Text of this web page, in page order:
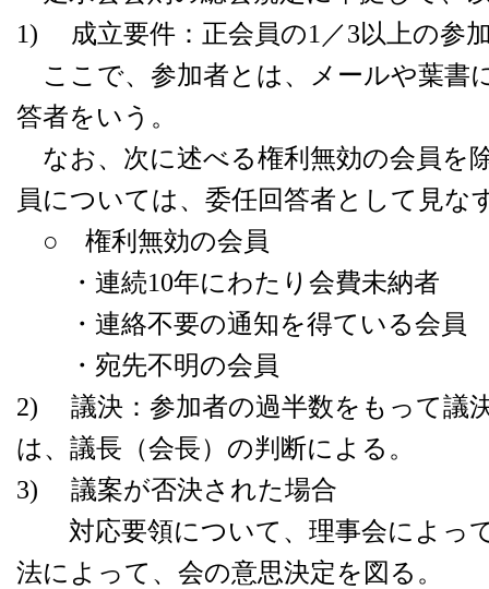
1) 成立要件：正会員の1／3以上の参
ここで、参加者とは、メールや葉書
答者をいう。
なお、次に述べる権利無効の会員を
員については、委任回答者として見な
○ 権利無効の会員
・連続10年にわたり会費未納者
・連絡不要の通知を得ている会員
・宛先不明の会員
2) 議決：参加者の過半数をもって議
は、議長（会長）の判断による。
3) 議案が否決された場合
対応要領について、理事会によっ
法によって、会の意思決定を図る。